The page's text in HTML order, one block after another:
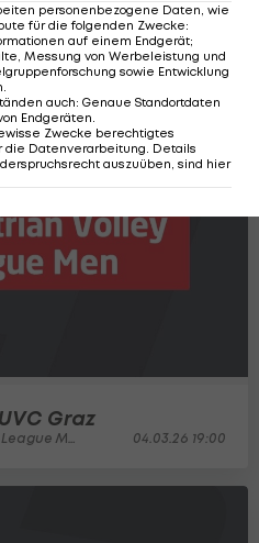
Men 06.03.26 17:30
Graz
Men 04.03.26 19:00
personenbezogene Daten, wie
für die folgenden Zwecke:
auf einem Endgerät;
Messung von Werbeleistung und
sowie Entwicklung
auch: Genaue Standortdaten
Endgeräten
Zwecke berechtigtes
die Datenverarbeitung. Details
auszuüben, sind hier